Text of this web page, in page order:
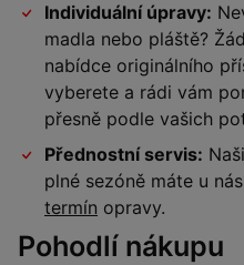
Individuální úpravy:
madla nebo pláště?
nabídce originálního
vyberete a rádi vám
přesně podle vašich
Přednostní servis:
plné sezóně máte u
termín opravy.
Pohodlí nákupu